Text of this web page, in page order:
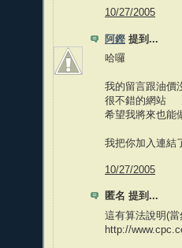
10/27/2005
阿鏗 提到...
哈囉
我的留言跟油價
很不錯的網站
希望我將來也能
我把你加入連結
10/27/2005
匿名 提到...
這有算法說明(
http://